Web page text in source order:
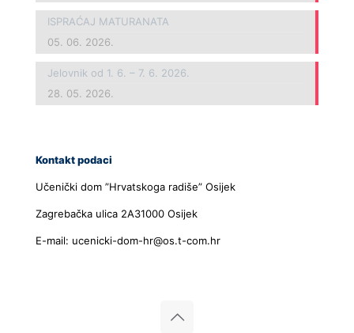
ISPRAĆAJ MATURANATA
05. 06. 2026.
Jelovnik od 1. 6. – 7. 6. 2026.
28. 05. 2026.
Kontakt podaci
Učenički dom ”Hrvatskoga radiše” Osijek
Zagrebačka ulica 2A31000 Osijek
E-mail: ucenicki-dom-hr@os.t-com.hr